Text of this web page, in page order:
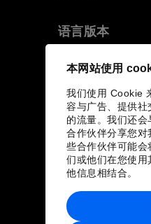
本网站使用
我们使用 Cookie
容与广告、提供社
的流量。我们还
合作伙伴分享您对
些合作伙伴可能会
们或他们在您使用
他信息相结合。
语言版本